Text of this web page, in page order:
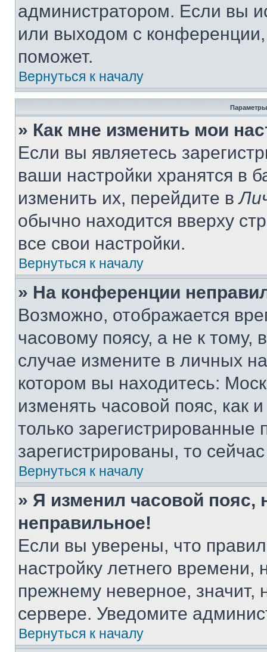
администратором. Если вы
или выходом с
поможет.
Вернуться к началу
Параметры
» Как мне изменить мои
Если вы являетесь
ваши настройки хранятся в
изменить их, перейдите в
обычно находится вверху
все свои настройки.
Вернуться к началу
» На конференции
Возможно, отображается
часовому поясу, а не к тому,
случае измените в личных
котором вы находитесь:
изменять часовой пояс, как
только
зарегистрированы, то
Вернуться к началу
» Я изменил часовой пояс,
неправильное!
Если вы уверены, что
настройку летнего
прежнему неверное, значит,
сервере. Уведомите
Вернуться к началу